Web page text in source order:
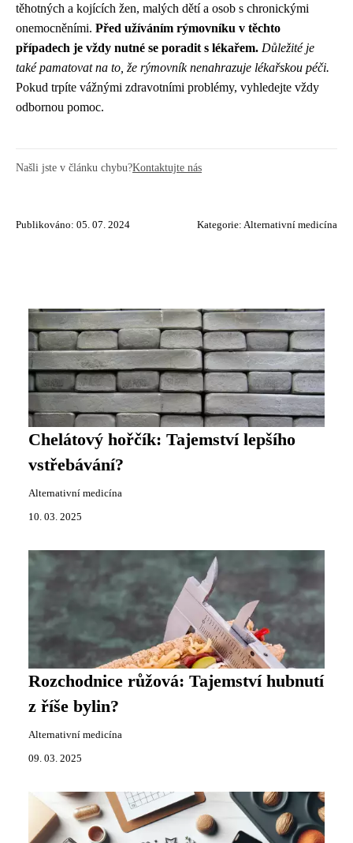
těhotných a kojících žen, malých dětí a osob s chronickými
onemocněními. Před užíváním rýmovníku v těchto
případech je vždy nutné se poradit s lékařem. Důležité je
také pamatovat na to, že rýmovník nenahrazuje lékařskou péči.
Pokud trpíte vážnými zdravotními problémy, vyhledejte vždy
odbornou pomoc.
Našli jste v článku chybu?Kontaktujte nás
Publikováno: 05. 07. 2024 Kategorie: Alternativní medicína
Chelátový hořčík: Tajemství lepšího
vstřebávání?
Alternativní medicína
10. 03. 2025
Rozchodnice růžová: Tajemství hubnutí
z říše bylin?
Alternativní medicína
09. 03. 2025